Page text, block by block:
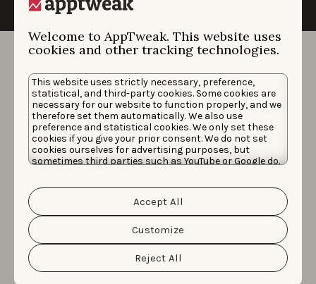
Welcome to AppTweak. This website uses
cookies and other tracking technologies.
This website uses strictly necessary, preference,
statistical, and third-party cookies. Some cookies are
necessary for our website to function properly, and we
therefore set them automatically. We also use
preference and statistical cookies. We only set these
cookies if you give your prior consent. We do not set
cookies ourselves for advertising purposes, but
sometimes third parties such as YouTube or Google do.
information about the protection of your personal
data and the different cookies we use, please read our
Cookie Policy&Privacy Policy. You can customize your
cookie settings and preferences by clicking the
“Customize” button.
Reject All
Customize
Accept All
Plateforme
d'acquisition à 360°
pilotée par la science
des données
Nous avons des solutions de croissance pour chaque
étape du cycle de vie des applications. Avec des
milliers de nouvelles applications et de nouveaux jeux
lancés chaque mois, nous aidons les leaders de la
téléphonie mobile à se démarquer et à prospérer sur le